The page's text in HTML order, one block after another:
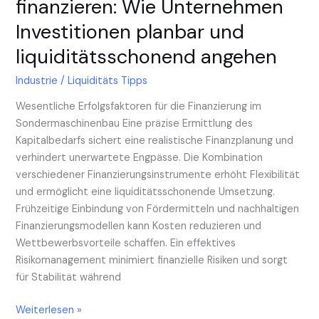
finanzieren: Wie Unternehmen
Investitionen planbar und
liquiditätsschonend angehen
Industrie /Liquiditäts Tipps
Wesentliche Erfolgsfaktoren für die Finanzierung im
Sondermaschinenbau Eine präzise Ermittlung des
Kapitalbedarfs sichert eine realistische Finanzplanung und
verhindert unerwartete Engpässe. Die Kombination
verschiedener Finanzierungsinstrumente erhöht Flexibilität
und ermöglicht eine liquiditätsschonende Umsetzung.
Frühzeitige Einbindung von Fördermitteln und nachhaltigen
Finanzierungsmodellen kann Kosten reduzieren und
Wettbewerbsvorteile schaffen. Ein effektives
Risikomanagement minimiert finanzielle Risiken und sorgt
für Stabilität während
Weiterlesen »